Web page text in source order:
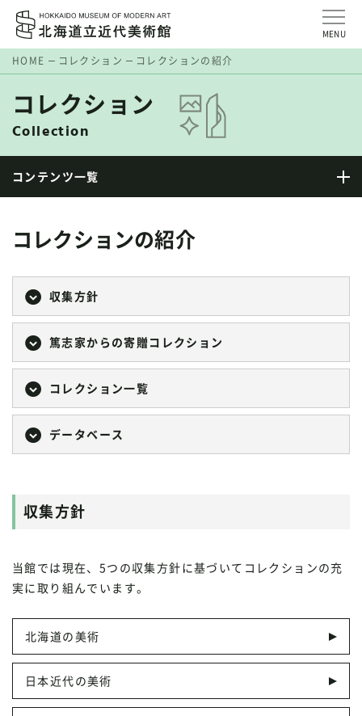
MENU
HOME コレクション コレクションの紹介
コレクション
Collection
コンテンツ一覧
コレクションの紹介
収集方針
篤志家からの寄贈コレクション
コレクション一覧
データベース
収集方針
当館では現在、5つの収集方針に基づいてコレクションの充
実に取り組んでいます。
北海道の美術
日本近代の美術